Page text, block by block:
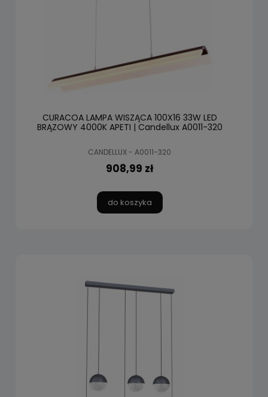
CURACOA LAMPA WISZĄCA 100X16 33W LED
BRĄZOWY 4000K APETI | Candellux A0011-320
CANDELLUX - A0011-320
908,99 zł
do koszyka